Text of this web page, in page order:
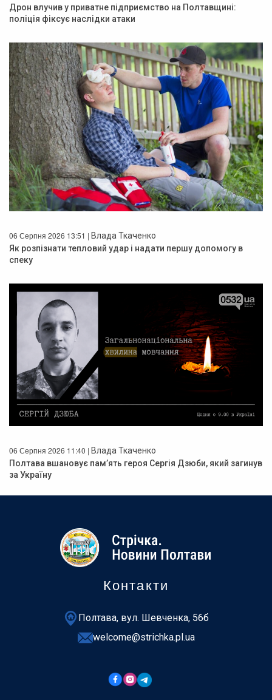
Дрон влучив у приватне підприємство на Полтавщині:
поліція фіксує наслідки атаки
06 Серпня 2026 13:51 | Влада Ткаченко
Як розпізнати тепловий удар і надати першу допомогу в
спеку
06 Серпня 2026 11:40 | Влада Ткаченко
Полтава вшановує пам’ять героя Сергія Дзюби, який загинув
за Україну
Контакти
Полтава, вул. Шевченка, 56б
welcome@strichka.pl.ua